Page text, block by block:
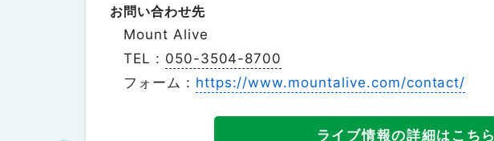
お問い合わせ先
Mount Alive
TEL : 050-3504-8700
フォーム : https://www.mountalive.com/contact/
ライブ情報の詳細はこちら